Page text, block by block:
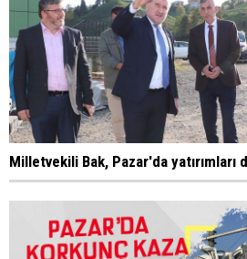
Milletvekili Bak, Pazar'da yatırımları